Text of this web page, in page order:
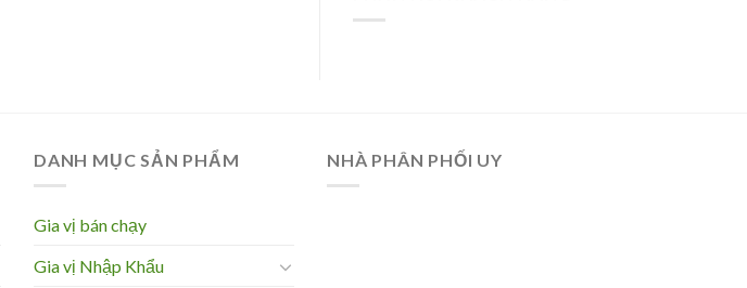
DANH MỤC SẢN PHẨM
Gia vị bán chạy
Gia vị Nhập Khẩu
NHÀ PHÂN PHỐI UY